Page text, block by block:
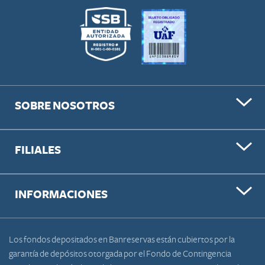
SOBRE NOSOTROS
FILIALES
INFORMACIONES
Los fondos depositados en Banreservas están cubiertos por la
garantía de depósitos otorgada por el Fondo de Contingencia